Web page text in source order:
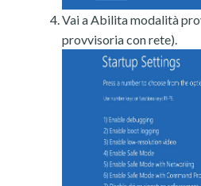
Vai a Abilita modalità
provvisoria con rete).